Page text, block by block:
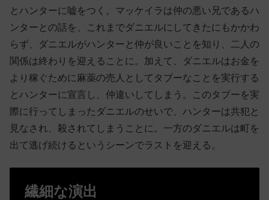
とハンターに嘘をつく。マッケイラは仲の悪い兄であるハ
ンターとの話を、これまでダニエルにしてきたにもかかわ
らず、ダニエルがハンターと仲が良いことを知り、二人の
関係は終わりを迎えることに。加えて、ダニエルはお金を
より稼ぐために麻薬の売人としてタブーなことを実行する
とハンターに宣言し、仲違いしてしまう。このタブーを実
際に行ってしまったダニエルのせいで、ハンターは共犯と
見なされ、殺されてしまうことに。一方のダニエルは町を
出て逃げ続けるというシーンでラストを迎える。
繊細な演出